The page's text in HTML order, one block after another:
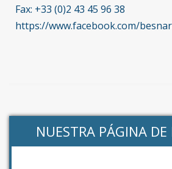
Fax: +33 (0)2 43 45 96 38
https://www.facebook.com/
NUESTRA PÁGINA DE